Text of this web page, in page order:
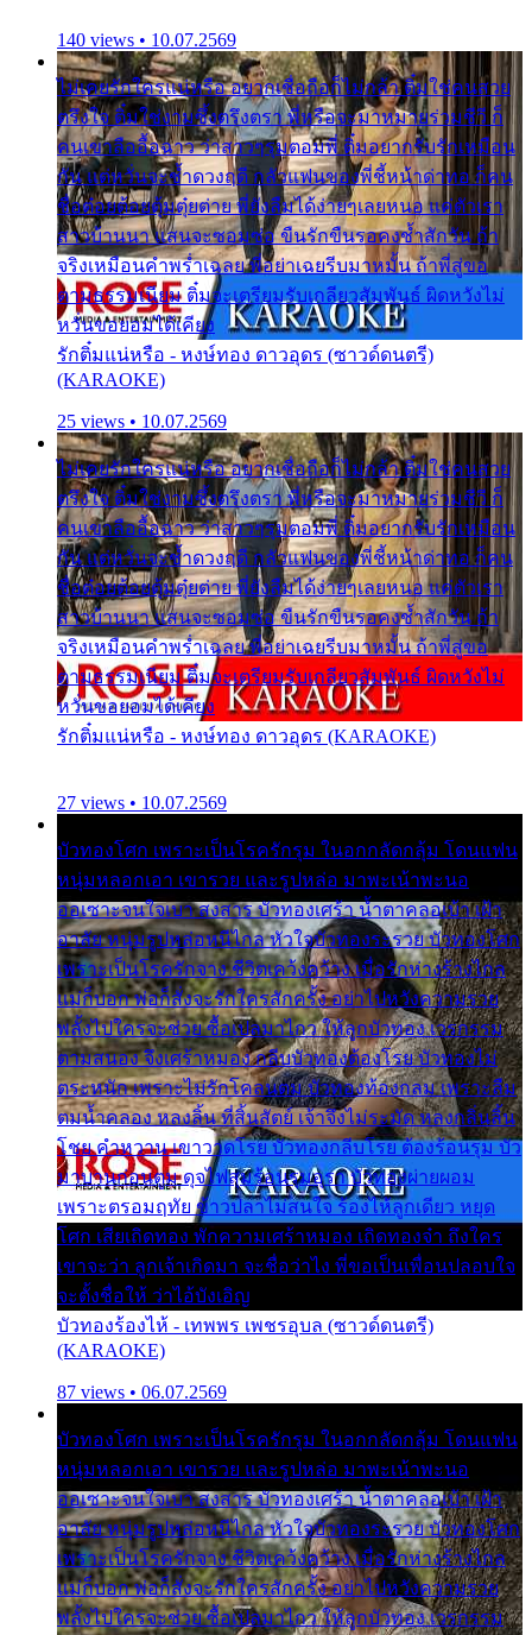
140 views • 10.07.2569
ไม่เคยรักใครแน่หรือ อยากเชื่อถือก็ไม่กล้า ติ๋มใช่คนสวย
ตรึงใจ ติ๋มใช่งามซึ้งตรึงตรา พี่หรือจะมาหมายร่วมชีวี ก็
คนเขาลืออื้อฉาว ว่าสาวๆรุมตอมพี่ ติ๋มอยากรับรักเหมือน
กัน แต่หวั่นจะช้ำดวงฤดี กลัวแฟนของพี่ชี้หน้าด่าทอ ก็คน
ชื่อต๋อยต้อยตุ้มตุ๋ยต่าย พี่ยังลืมได้ง่ายๆเลยหนอ แค่ตัวเรา
สาวบ้านนา แสนจะซอมซ่อ ขืนรักขืนรอคงช้ำสักวัน ถ้า
จริงเหมือนคำพร่ำเฉลย พี่อย่าเฉยรีบมาหมั้น ถ้าพี่สู่ขอ
ตามธรรมเนียม ติ๋มจะเตรียมรับเกลียวสัมพันธ์ ผิดหวังไม่
หวั่นขอยอมได้เคียง
รักติ๋มแน่หรือ - หงษ์ทอง ดาวอุดร (ซาวด์ดนตรี)
(KARAOKE)
25 views • 10.07.2569
ไม่เคยรักใครแน่หรือ อยากเชื่อถือก็ไม่กล้า ติ๋มใช่คนสวย
ตรึงใจ ติ๋มใช่งามซึ้งตรึงตรา พี่หรือจะมาหมายร่วมชีวี ก็
คนเขาลืออื้อฉาว ว่าสาวๆรุมตอมพี่ ติ๋มอยากรับรักเหมือน
กัน แต่หวั่นจะช้ำดวงฤดี กลัวแฟนของพี่ชี้หน้าด่าทอ ก็คน
ชื่อต๋อยต้อยตุ้มตุ๋ยต่าย พี่ยังลืมได้ง่ายๆเลยหนอ แค่ตัวเรา
สาวบ้านนา แสนจะซอมซ่อ ขืนรักขืนรอคงช้ำสักวัน ถ้า
จริงเหมือนคำพร่ำเฉลย พี่อย่าเฉยรีบมาหมั้น ถ้าพี่สู่ขอ
ตามธรรมเนียม ติ๋มจะเตรียมรับเกลียวสัมพันธ์ ผิดหวังไม่
หวั่นขอยอมได้เคียง
รักติ๋มแน่หรือ - หงษ์ทอง ดาวอุดร (KARAOKE)
27 views • 10.07.2569
บัวทองโศก เพราะเป็นโรครักรุม ในอกกลัดกลุ้ม โดนแฟน
หนุ่มหลอกเอา เขารวย และรูปหล่อ มาพะเน้าพะนอ
ออเซาะจนใจเบา สงสาร บัวทองเศร้า น้ำตาคลอเบ้า เฝ้า
อาลัย หนุ่มรูปหล่อหนีไกล หัวใจบัวทองระรวย บัวทองโศก
เพราะเป็นโรครักจาง ชีวิตเคว้งคว้าง เมื่อรักห่างร้างไกล
แม่ก็บอก พ่อก็สั่งจะรักใครสักครั้ง อย่าไปหวังความรวย
พลั้งไปใครจะช่วย ซื้อเปลมาไกว ให้ลูกบัวทอง เวรกรรม
ตามสนอง จึงเศร้าหมอง กลีบบัวทองต้องโรย บัวทองไม่
ตระหนัก เพราะไม่รักโคลนตม บัวทองท้องกลม เพราะลืม
ตมน้ำคลอง หลงลิ้น ที่สิ้นสัตย์ เจ้าจึงไม่ระมัด หลงกลิ่นลิ้น
โชย คำหวาน เขาวาดโรย บัวทองกลีบโรย ต้องร้อนรุม บัว
มาบานก่อนตูม ดุจไฟสุมร้อนรุมอุรา บัวทองผ่ายผอม
เพราะตรอมฤทัย ข้าวปลาไม่สนใจ ร้องไห้ลูกเดียว หยุด
โศก เสียเถิดทอง พักความเศร้าหมอง เถิดทองจ๋า ถึงใคร
เขาจะว่า ลูกเจ้าเกิดมา จะชื่อว่าไง พี่ขอเป็นเพื่อนปลอบใจ
จะตั้งชื่อให้ ว่าไอ้บังเอิญ
บัวทองร้องไห้ - เทพพร เพชรอุบล (ซาวด์ดนตรี)
(KARAOKE)
87 views • 06.07.2569
บัวทองโศก เพราะเป็นโรครักรุม ในอกกลัดกลุ้ม โดนแฟน
หนุ่มหลอกเอา เขารวย และรูปหล่อ มาพะเน้าพะนอ
ออเซาะจนใจเบา สงสาร บัวทองเศร้า น้ำตาคลอเบ้า เฝ้า
อาลัย หนุ่มรูปหล่อหนีไกล หัวใจบัวทองระรวย บัวทองโศก
เพราะเป็นโรครักจาง ชีวิตเคว้งคว้าง เมื่อรักห่างร้างไกล
แม่ก็บอก พ่อก็สั่งจะรักใครสักครั้ง อย่าไปหวังความรวย
พลั้งไปใครจะช่วย ซื้อเปลมาไกว ให้ลูกบัวทอง เวรกรรม